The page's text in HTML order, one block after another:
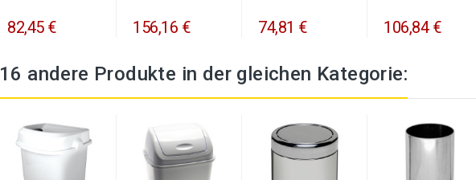
82,45 € 156,16 € 74,81 € 106,84 €
16 andere Produkte in der gleichen Kategorie: